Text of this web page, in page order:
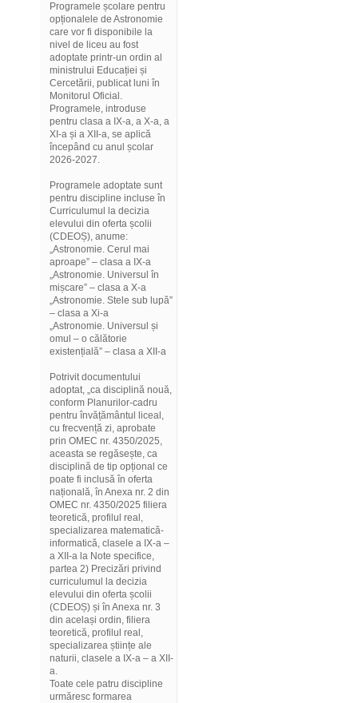
Programele școlare pentru
opționalele de Astronomie
care vor fi disponibile la
nivel de liceu au fost
adoptate printr-un ordin al
ministrului Educației și
Cercetării, publicat luni în
Monitorul Oficial.
Programele, introduse
pentru clasa a IX-a, a X-a, a
XI-a și a XII-a, se aplică
începând cu anul școlar
2026-2027.
Programele adoptate sunt
pentru discipline incluse în
Curriculumul la decizia
elevului din oferta școlii
(CDEOȘ), anume:
„Astronomie. Cerul mai
aproape” – clasa a IX-a
„Astronomie. Universul în
mișcare” – clasa a X-a
„Astronomie. Stele sub lupă”
– clasa a Xi-a
„Astronomie. Universul și
omul – o călătorie
existențială” – clasa a XII-a
Potrivit documentului
adoptat, „ca disciplină nouă,
conform Planurilor-cadru
pentru învățământul liceal,
cu frecvență zi, aprobate
prin OMEC nr. 4350/2025,
aceasta se regăsește, ca
disciplină de tip opțional ce
poate fi inclusă în oferta
națională, în Anexa nr. 2 din
OMEC nr. 4350/2025 filiera
teoretică, profilul real,
specializarea matematică-
informatică, clasele a IX-a –
a XII-a la Note specifice,
partea 2) Precizări privind
curriculumul la decizia
elevului din oferta școlii
(CDEOȘ) și în Anexa nr. 3
din același ordin, filiera
teoretică, profilul real,
specializarea științe ale
naturii, clasele a IX-a – a XII-
a.
Toate cele patru discipline
urmăresc formarea